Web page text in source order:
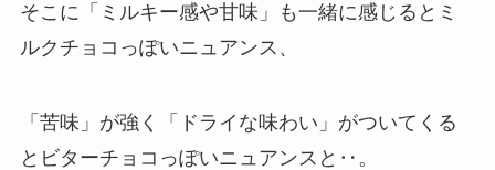
そこに 「ミルキー感や甘味」も一緒に感じるとミ
ルクチョコっぽいニュアンス 、
「苦味」が強く「ドライな味わい」がついてくる
とビターチョコっぽいニュアンス と‥。